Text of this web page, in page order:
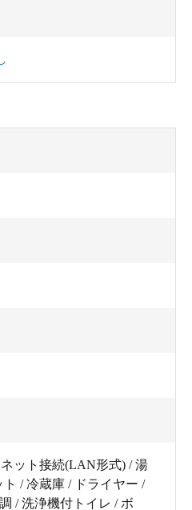
ット接続(LAN形式) / 湯
/ 冷蔵庫 / ドライヤー /
/ 洗浄機付トイレ / ボ